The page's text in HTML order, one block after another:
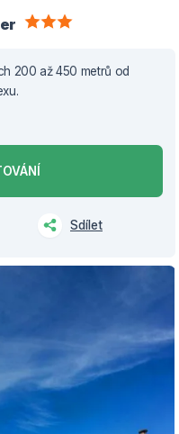
200 až 450 metrů od
Sdílet